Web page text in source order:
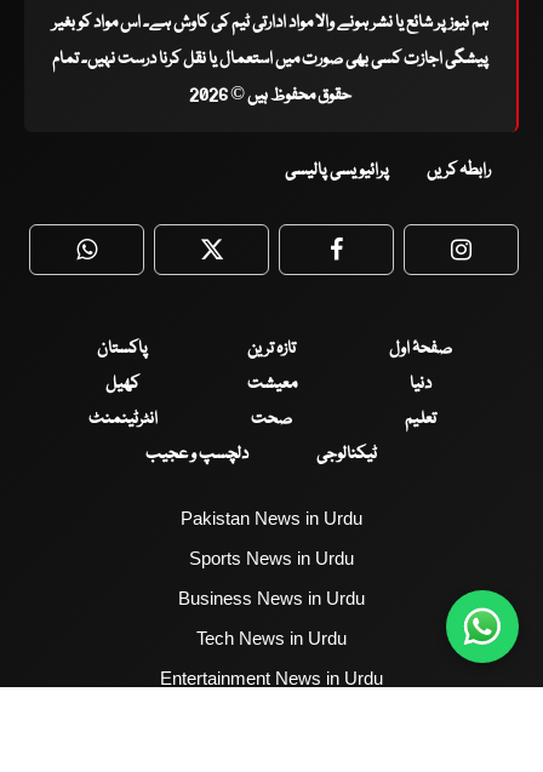
ہم نیوز پر شائع یا نشر ہونے والا مواد ادارتی ٹیم کی کاوش ہے۔ اس مواد کو بغیر
پیشگی اجازت کسی بھی صورت میں استعمال یا نقل کرنا درست نہیں۔ تمام
حقوق محفوظ ہیں © 2026
رابطہ کریں پرائیویسی پالیسی
WhatsApp Twitter Facebook
صفحۂ اول تازہ ترین
پاکستان
دنیا
معیشت
کھیل
تعلیم
صحت
انٹرٹینمنٹ
ٹیکنالوجی
دلچسپ و عجیب
Pakistan News in Urdu
Sports News in Urdu
Business News in Urdu
Tech News in Urdu
Entertainment News in Urdu